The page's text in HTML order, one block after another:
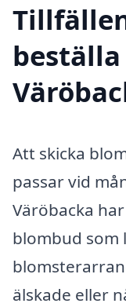
Att skicka
passar vid
Väröbacka
blombud som
älskade eller